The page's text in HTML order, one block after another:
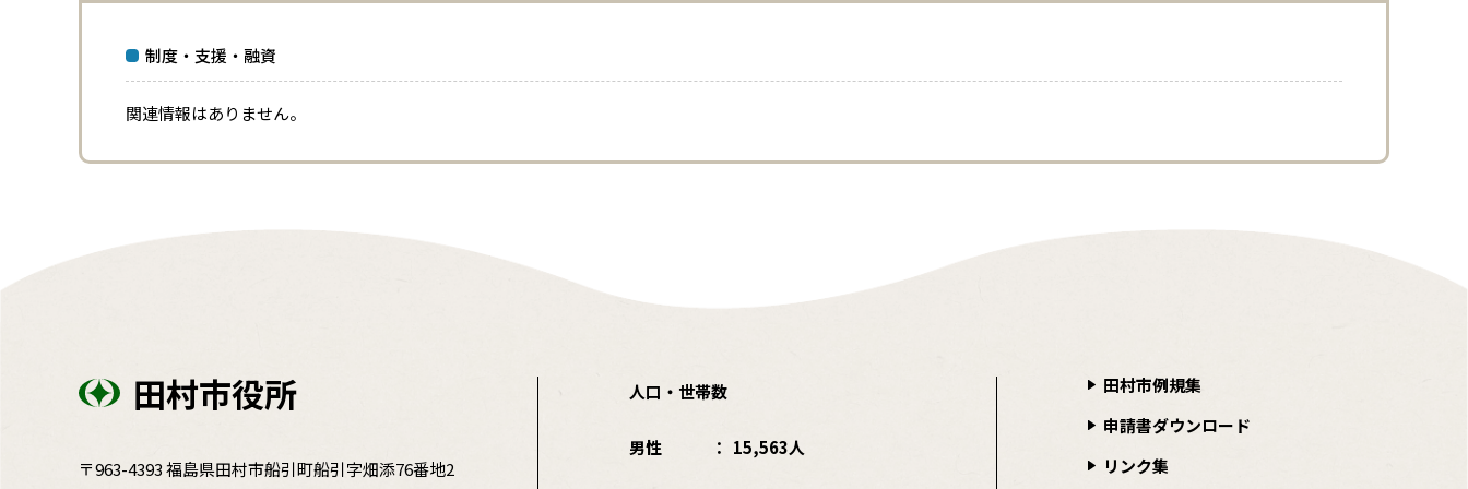
制度・支援・融資
関連情報はありません。
田村市役所
〒963-4393 福島県田村市船引町船引字畑添76番地2
人口・世帯数
男性 15,563人
田村市例規集
申請書ダウンロード
リンク集